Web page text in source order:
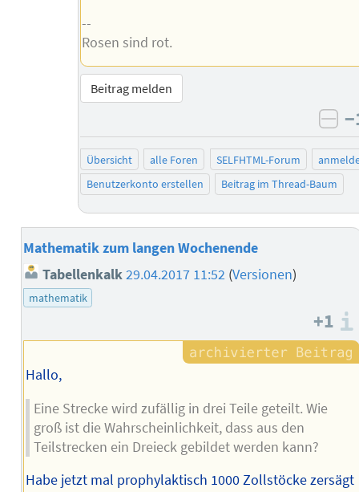
--
Rosen sind rot.
Beitrag melden
Übersicht alle Foren SELFHTML-Forum
Benutzerkonto erstellen
Beitrag im Thread-Baum
Mathematik zum langen Wochenende
Tabellenkalk29.04.2017 11:52 (Versionen)
mathematik
+1
Hallo,
Eine Strecke wird zufällig in drei Teile geteilt. Wie
groß ist die Wahrscheinlichkeit, dass aus den
Teilstrecken ein Dreieck gebildet werden kann?
Habe jetzt mal prophylaktisch 1000 Zollstöcke zersägt